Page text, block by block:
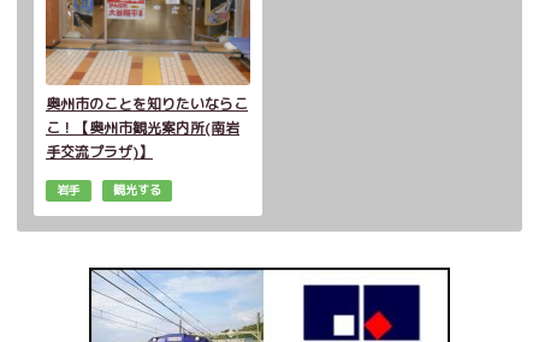
奥州市のことを知りたいならこ
こ！【奥州市観光案内所(南岩
手交流プラザ)】
岩手 観光する